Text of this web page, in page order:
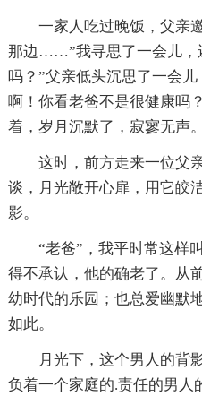
一家人吃过晚饭，父亲
那边……”我寻思了一会儿
吗？”父亲低头沉思了一会
啊！你看老爸不是很健康
着，岁月沉默了，寂寥无声。
这时，前方走来一位父
谈，月光敞开心扉，用它皎
影。
“老爸”，我平时常这样
得不承认，他的确老了。从
幼时代的乐园；也总爱幽默
如此。
月光下，这个男人的背
负着一个家庭的.责任的男人